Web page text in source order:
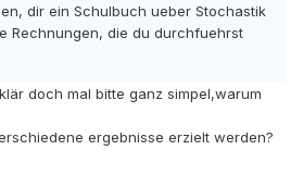
dir ein Schulbuch ueber Stochastik
Rechnungen, die du durchfuehrst
doch mal bitte ganz simpel,warum
ergebnisse erzielt werden?